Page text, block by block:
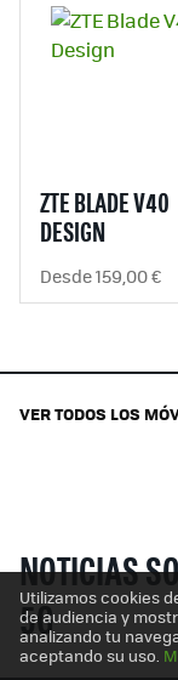
ZTE BLADE V40
DESIGN
Desde 159,00 €
VER TODOS LOS
NOTICIAS
5G
Utilizamos cookies
de audiencia y
analizando tu
aceptando su uso.